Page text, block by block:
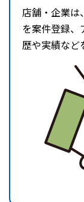
店舗・企業は
を案件登録、
歴や実績など